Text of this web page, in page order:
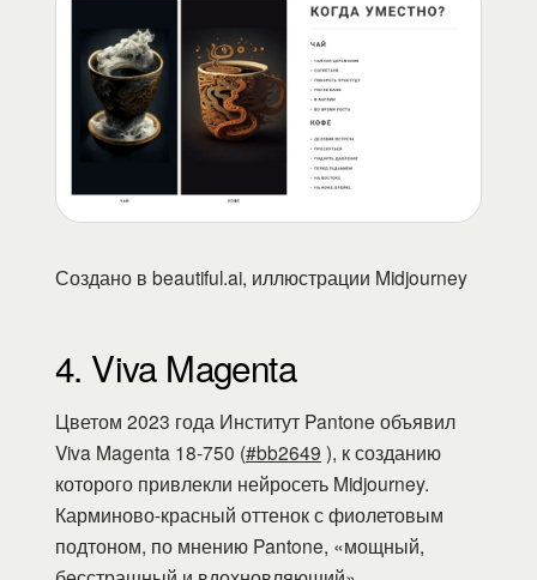
Создано в beautiful.ai, иллюстрации Midjourney
4. Viva Magenta
Цветом 2023 года Институт Pantone объявил
Viva Magenta 18-750 (#bb2649 ), к созданию
которого привлекли нейросеть Midjourney.
Карминово-красный оттенок с фиолетовым
подтоном, по мнению Pantone, «мощный,